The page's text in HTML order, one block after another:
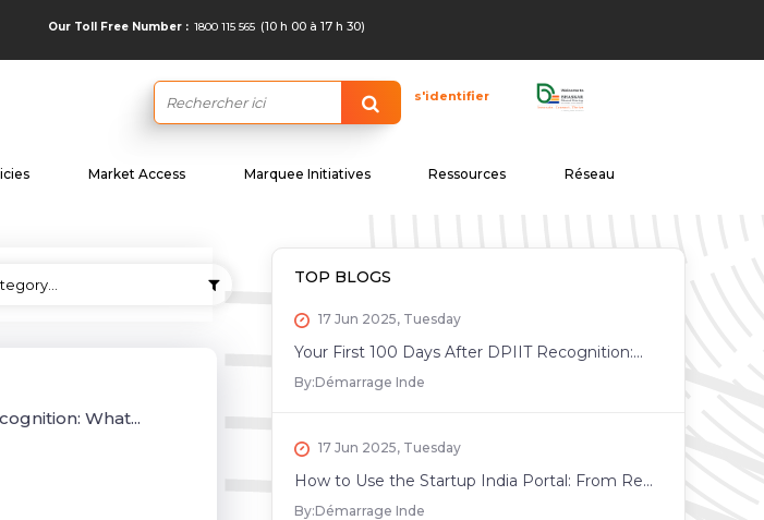
Our Toll Free Number : 1800 115 565 (10 h 00 à 17 h 30)
s'identifier
Market Access Marquee Initiatives Ressources Réseau
What...
TOP BLOGS
17 Jun 2025, Tuesday
Your First 100 Days After DPIIT Recognition:...
By:Démarrage Inde
17 Jun 2025, Tuesday
How to Use the Startup India Portal: From Re...
By:Démarrage Inde